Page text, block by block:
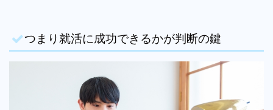
つまり就活に成功できるかが判断の鍵